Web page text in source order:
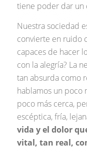
tiene poder dar un
Nuestra sociedad
convierte en ruido
capaces de hacer
con la alegría? La
tan absurda como
hablamos un poco
poco más cerca,
escéptica, fría,
vida y el dolor
vital, tan real,